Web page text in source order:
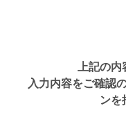
上記の
入力内容をご確認
ンを